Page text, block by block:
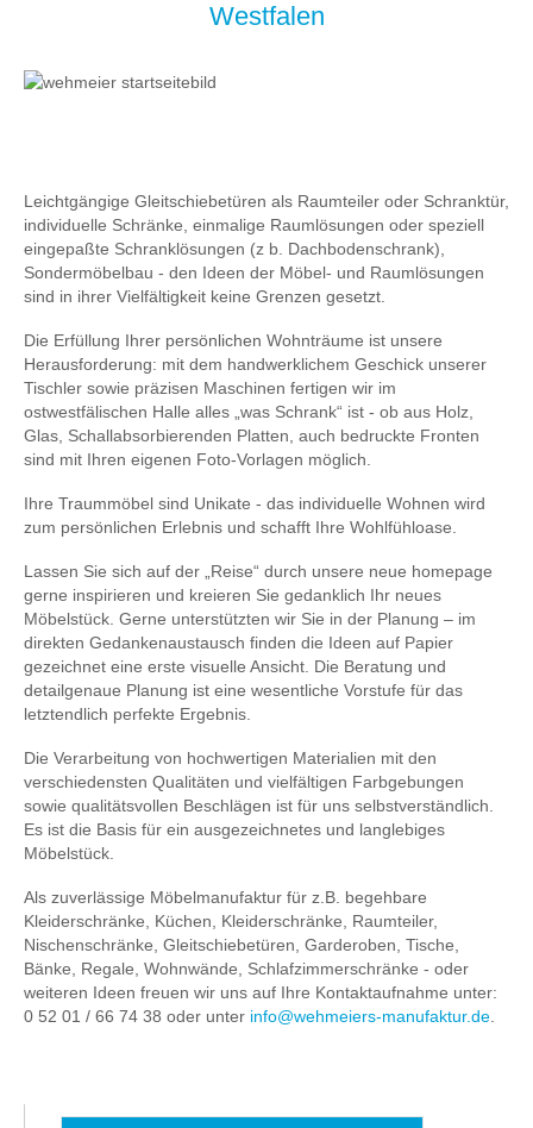
Westfalen
Leichtgängige Gleitschiebetüren als Raumteiler oder Schranktür,
individuelle Schränke, einmalige Raumlösungen oder speziell
eingepaßte Schranklösungen (z b. Dachbodenschrank),
Sondermöbelbau - den Ideen der Möbel- und Raumlösungen
sind in ihrer Vielfältigkeit keine Grenzen gesetzt.
Die Erfüllung Ihrer persönlichen Wohnträume ist unsere
Herausforderung: mit dem handwerklichem Geschick unserer
Tischler sowie präzisen Maschinen fertigen wir im
ostwestfälischen Halle alles „was Schrank“ ist - ob aus Holz,
Glas, Schallabsorbierenden Platten, auch bedruckte Fronten
sind mit Ihren eigenen Foto-Vorlagen möglich.
Ihre Traummöbel sind Unikate - das individuelle Wohnen wird
zum persönlichen Erlebnis und schafft Ihre Wohlfühloase.
Lassen Sie sich auf der „Reise“ durch unsere neue homepage
gerne inspirieren und kreieren Sie gedanklich Ihr neues
Möbelstück. Gerne unterstützten wir Sie in der Planung – im
direkten Gedankenaustausch finden die Ideen auf Papier
gezeichnet eine erste visuelle Ansicht. Die Beratung und
detailgenaue Planung ist eine wesentliche Vorstufe für das
letztendlich perfekte Ergebnis.
Die Verarbeitung von hochwertigen Materialien mit den
verschiedensten Qualitäten und vielfältigen Farbgebungen
sowie qualitätsvollen Beschlägen ist für uns selbstverständlich.
Es ist die Basis für ein ausgezeichnetes und langlebiges
Möbelstück.
Als zuverlässige Möbelmanufaktur für z.B. begehbare
Kleiderschränke, Küchen, Kleiderschränke, Raumteiler,
Nischenschränke, Gleitschiebetüren, Garderoben, Tische,
Bänke, Regale, Wohnwände, Schlafzimmerschränke - oder
weiteren Ideen freuen wir uns auf Ihre Kontaktaufnahme unter:
0 52 01 / 66 74 38 oder unter info@wehmeiers-manufaktur.de.